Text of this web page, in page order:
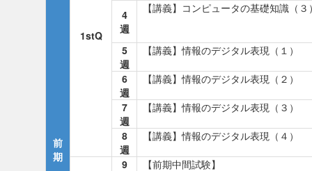
前
期
1stQ
4
週
【講義】コンピュータの基礎知識（３
5
週
【講義】情報のデジタル表現（１）
6
週
【講義】情報のデジタル表現（２）
7
週
【講義】情報のデジタル表現（３）
8
週
【講義】情報のデジタル表現（４）
9
【前期中間試験】